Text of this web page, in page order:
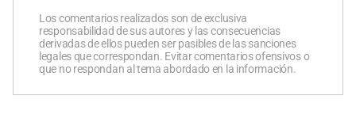
Los comentarios realizados son de exclusiva
responsabilidad de sus autores y las consecuencias
derivadas de ellos pueden ser pasibles de las sanciones
legales que correspondan. Evitar comentarios ofensivos o
que no respondan al tema abordado en la información.